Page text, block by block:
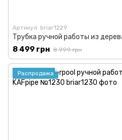
Артикул: briar1229
Трубка ручной работы из
8 499 грн 8 999 грн
Распродажа